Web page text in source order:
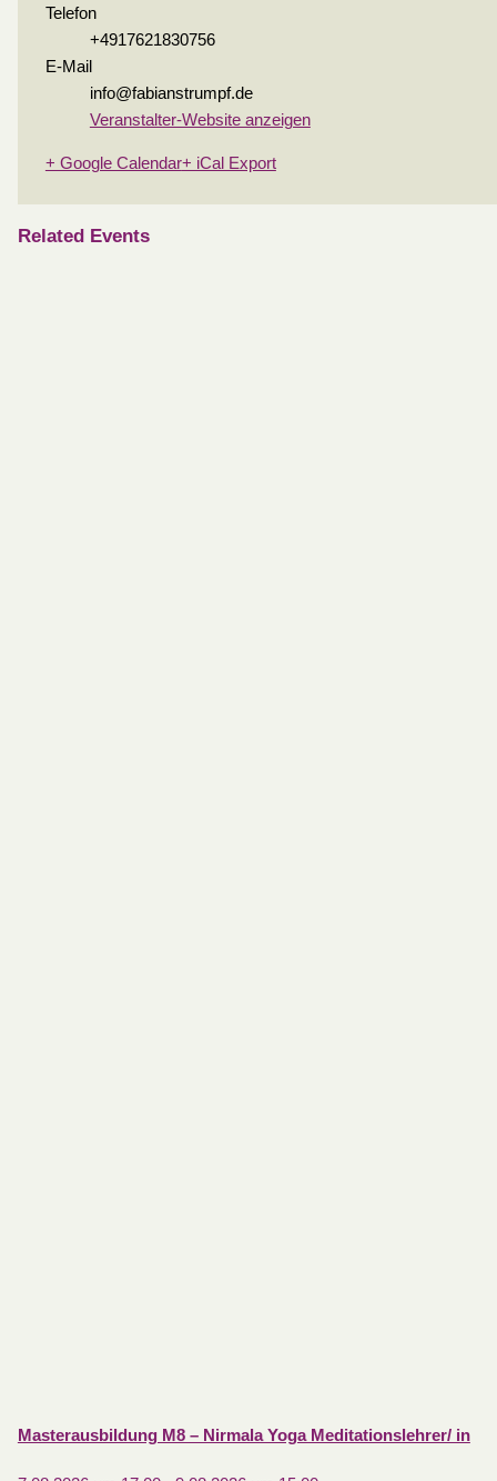
Telefon
+4917621830756
E-Mail
info@fabianstrumpf.de
Veranstalter-Website anzeigen
+ Google Calendar+ iCal Export
Related Events
Masterausbildung M8 – Nirmala Yoga Meditationslehrer/ in